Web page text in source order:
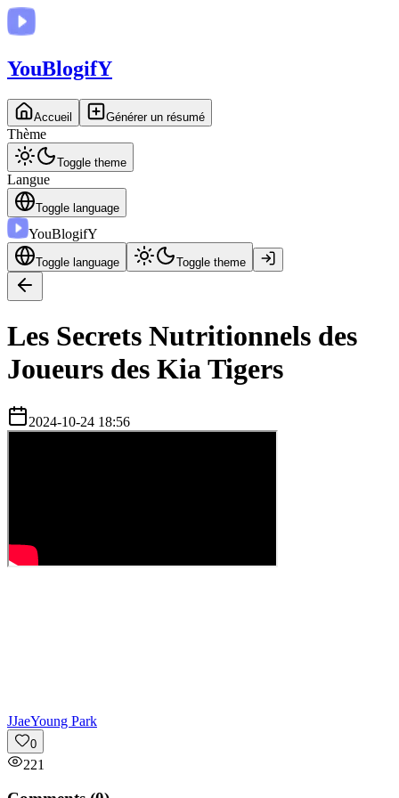
YouBlogifY
Accueil Générer un résumé
Thème
Toggle theme
Langue
Toggle language
YouBlogifY
Toggle language Toggle theme
Les Secrets Nutritionnels des
Joueurs des Kia Tigers
2024-10-24 18:56
JJaeYoung Park
0
221